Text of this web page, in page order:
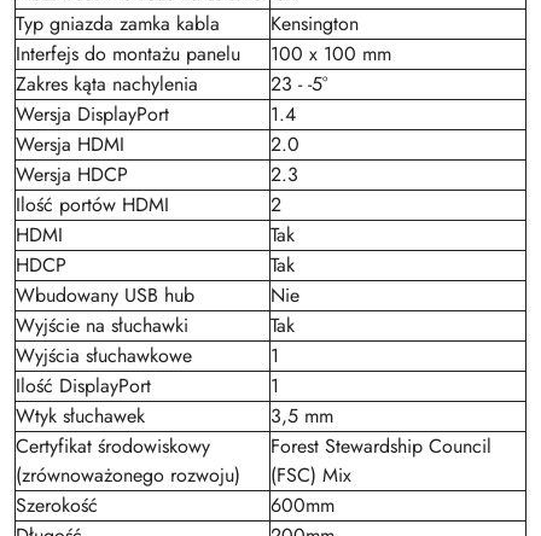
Typ gniazda zamka kabla
Kensington
Interfejs do montażu panelu
100 x 100 mm
Zakres kąta nachylenia
23 - -5°
Wersja DisplayPort
1.4
Wersja HDMI
2.0
Wersja HDCP
2.3
Ilość portów HDMI
2
HDMI
Tak
HDCP
Tak
Wbudowany USB hub
Nie
Wyjście na słuchawki
Tak
Wyjścia słuchawkowe
1
Ilość DisplayPort
1
Wtyk słuchawek
3,5 mm
Certyfikat środowiskowy
(zrównoważonego rozwoju)
Forest Stewardship Council
(FSC) Mix
Szerokość
600mm